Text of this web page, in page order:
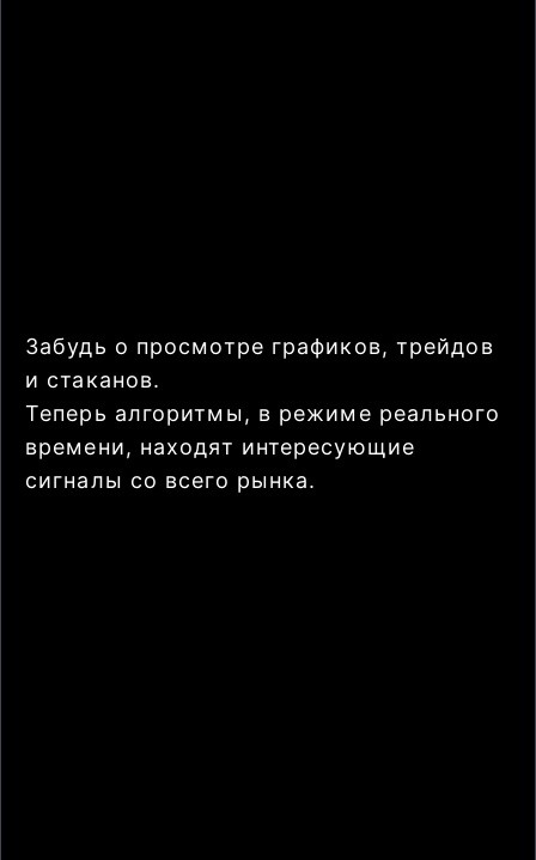
Забудь о просмотре графиков, трейдов
и стаканов.
Теперь алгоритмы, в режиме реального
времени, находят интересующие
сигналы со всего рынка.